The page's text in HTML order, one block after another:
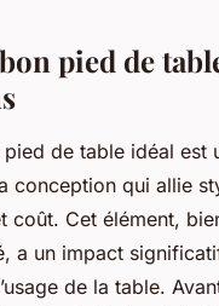
pied de
de table idéal est
conception qui allie
coût. Cet élément,
a un impact
de la table.